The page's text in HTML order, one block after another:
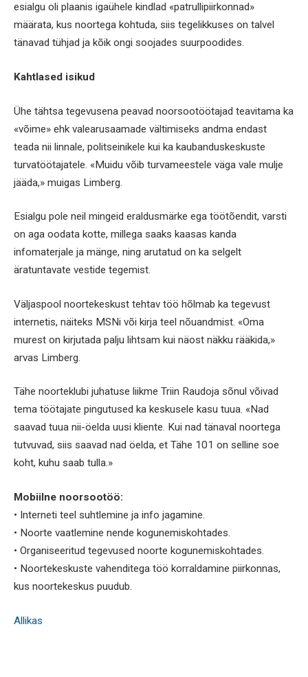
esialgu oli plaanis igaühele kindlad «patrullipiirkonnad»
määrata, kus noortega kohtuda, siis tegelikkuses on talvel
tänavad tühjad ja kõik ongi soojades suurpoodides.
Kahtlased isikud
Ühe tähtsa tegevusena peavad noorsootöötajad teavitama ka
«võime» ehk valearusaamade vältimiseks andma endast
teada nii linnale, politseinikele kui ka kaubanduskeskuste
turvatöötajatele. «Muidu võib turvameestele väga vale mulje
jääda,» muigas Limberg.
Esialgu pole neil mingeid eraldusmärke ega töötõendit, varsti
on aga oodata kotte, millega saaks kaasas kanda
infomaterjale ja mänge, ning arutatud on ka selgelt
äratuntavate vestide tegemist.
Väljaspool noortekeskust tehtav töö hõlmab ka tegevust
internetis, näiteks MSNi või kirja teel nõuandmist. «Oma
murest on kirjutada palju lihtsam kui näost näkku rääkida,»
arvas Limberg.
Tähe noorteklubi juhatuse liikme Triin Raudoja sõnul võivad
tema töötajate pingutused ka keskusele kasu tuua. «Nad
saavad tuua nii-öelda uusi kliente. Kui nad tänaval noortega
tutvuvad, siis saavad nad öelda, et Tähe 101 on selline soe
koht, kuhu saab tulla.»
Mobiilne noorsootöö:
• Interneti teel suhtlemine ja info jagamine.
• Noorte vaatlemine nende kogunemiskohtades.
• Organiseeritud tegevused noorte kogunemiskohtades.
• Noortekeskuste vahenditega töö korraldamine piirkonnas,
kus noortekeskus puudub.
Allikas